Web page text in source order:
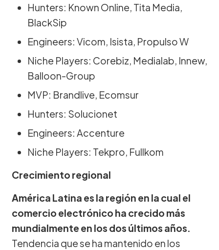
Hunters: Known Online, Tita Media,
BlackSip
Engineers: Vicom, Isista, Propulso W
Niche Players: Corebiz, Medialab, Innew,
Balloon-Group
MVP: Brandlive, Ecomsur
Hunters: Solucionet
Engineers: Accenture
Niche Players: Tekpro, Fullkom
Crecimiento regional
América Latina es la región en la cual el
comercio electrónico ha crecido más
mundialmente en los dos últimos años.
Tendencia que se ha mantenido en los